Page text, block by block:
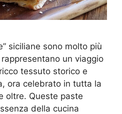
siciliane sono molto più
un viaggio
tessuto storico e
ora celebrato in tutta la
oltre. Queste paste
della cucina